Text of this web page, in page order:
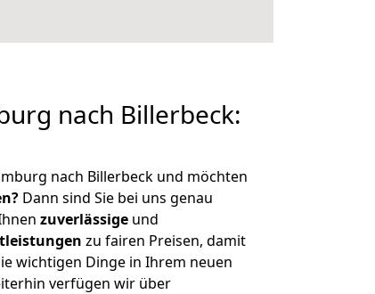
nach Billerbeck:
nach Billerbeck und möchten
Dann sind Sie bei uns genau
zuverlässige und
zu fairen Preisen, damit
wichtigen Dinge in Ihrem neuen
verfügen wir über